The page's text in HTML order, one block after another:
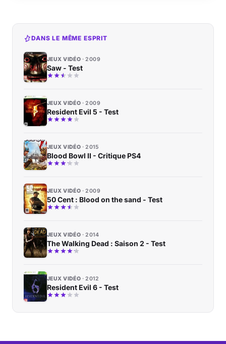
DANS LE MÊME ESPRIT
JEUX VIDÉO 2009
Saw - Test
JEUX VIDÉO 2009
Resident Evil 5 - Test
JEUX VIDÉO 2015
Blood Bowl II - Critique PS4
JEUX VIDÉO 2009
50 Cent : Blood on the sand - Test
JEUX VIDÉO 2014
The Walking Dead : Saison 2 - Test
JEUX VIDÉO 2012
Resident Evil 6 - Test